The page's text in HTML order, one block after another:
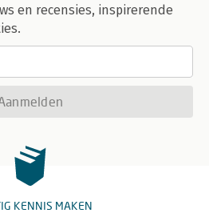
en recensies, inspirerende
KENNIS MAKEN